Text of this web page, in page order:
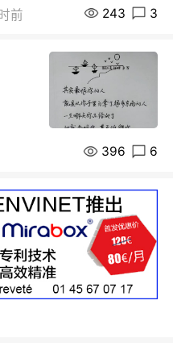
前 243 3
396 6